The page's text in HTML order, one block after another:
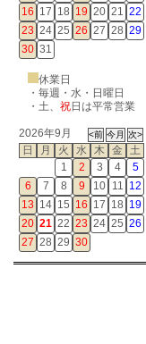
16 17 18 19 20 21 22
23 24 25 26 27 28 29
30 31
休業日
・毎週・水・日曜日
・ 土、 祝日は平常営業
2026年9月
日
月 火 水 木 金
土
1
2 3 4
5
6
7 8 9 10 11 12
13 14 15 16 17 18 19
20 21 22 23 24 25 26
27 28 29 30